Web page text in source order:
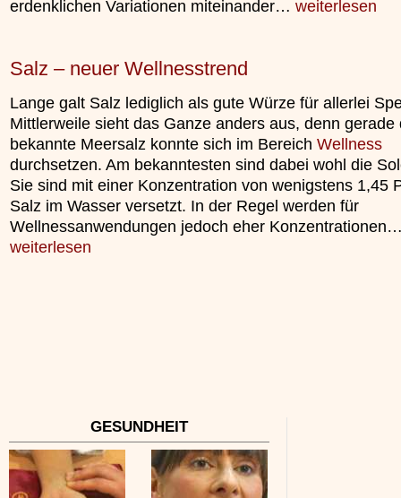
erdenklichen Variationen miteinander… weiterlesen
Salz – neuer Wellnesstrend
Lange galt Salz lediglich als gute Würze für allerlei
Mittlerweile sieht das Ganze anders aus, denn gerade
bekannte Meersalz konnte sich im Bereich Wellness
durchsetzen. Am bekanntesten sind dabei wohl die
Sie sind mit einer Konzentration von wenigstens 1,45
Salz im Wasser versetzt. In der Regel werden für
Wellnessanwendungen jedoch eher
weiterlesen
GESUNDHEIT